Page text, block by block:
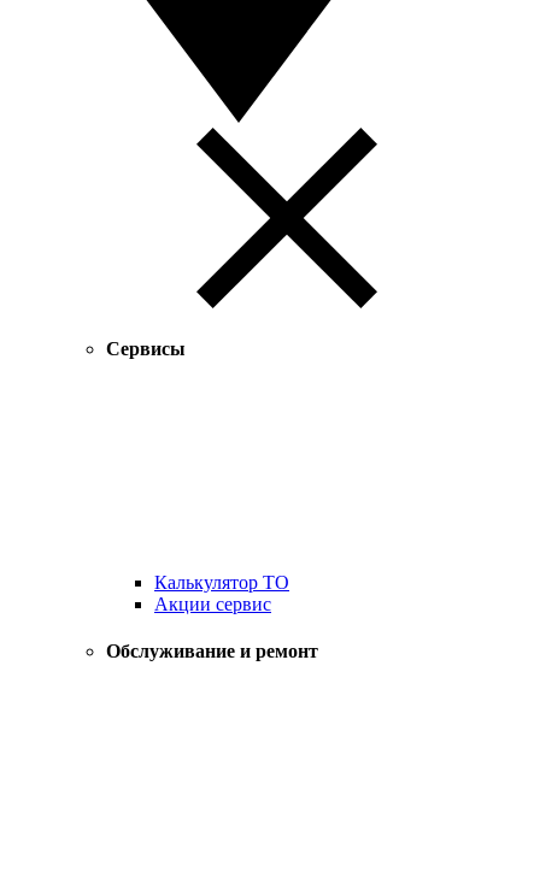
Сервисы
Калькулятор ТО
Акции сервис
Обслуживание и ремонт